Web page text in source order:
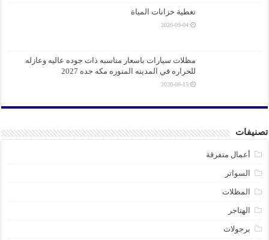
تغطية خزانات المياة
2020-09-04
مظلات سيارات باسعار مناسبه ذات جوده عاليه وعازله
للحراره في المدينه المنوره مكه جده 2027
2020-09-15
تصنيفات
أعمال متفرقة
السواتر
المظلات
الهناجر
برجولات